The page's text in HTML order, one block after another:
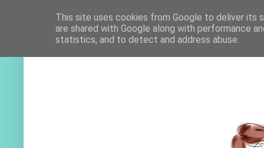
This site uses cookies from Google to deliver its
are shared with Google along with performance
statistics, and to detect and address abuse.